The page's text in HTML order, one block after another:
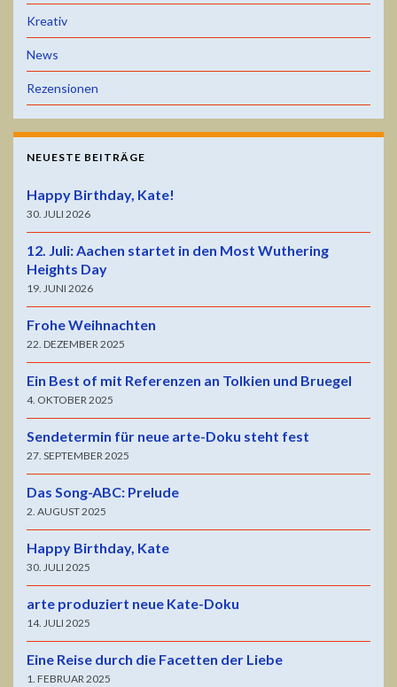
Kreativ
News
Rezensionen
NEUESTE BEITRÄGE
Happy Birthday, Kate!
30. JULI 2026
12. Juli: Aachen startet in den Most Wuthering
Heights Day
19. JUNI 2026
Frohe Weihnachten
22. DEZEMBER 2025
Ein Best of mit Referenzen an Tolkien und Bruegel
4. OKTOBER 2025
Sendetermin für neue arte-Doku steht fest
27. SEPTEMBER 2025
Das Song-ABC: Prelude
2. AUGUST 2025
Happy Birthday, Kate
30. JULI 2025
arte produziert neue Kate-Doku
14. JULI 2025
Eine Reise durch die Facetten der Liebe
1. FEBRUAR 2025